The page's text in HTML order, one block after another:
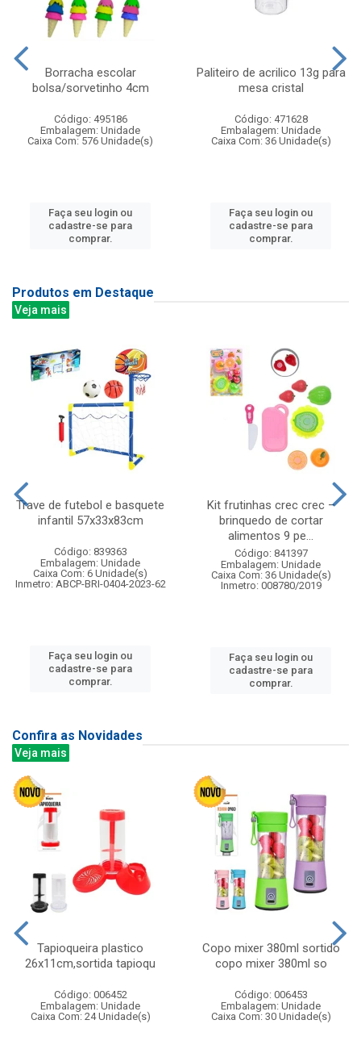
Borracha escolar
bolsa/sorvetinho 4cm
Código: 495186
Embalagem: Unidade
Caixa Com: 576 Unidade(s)
Faça seu login ou
cadastre-se para
comprar.
Paliteiro de acrilico 13g para
mesa cristal
Código: 471628
Embalagem: Unidade
Caixa Com: 36 Unidade(s)
Faça seu login ou
cadastre-se para
comprar.
Produtos em Destaque
Veja mais
Trave de futebol e basquete
infantil 57x33x83cm
Código: 839363
Embalagem: Unidade
Caixa Com: 6 Unidade(s)
Inmetro: ABCP-BRI-0404-2023-62
Faça seu login ou
cadastre-se para
comprar.
Kit frutinhas crec crec –
brinquedo de cortar
alimentos 9 pe...
Código: 841397
Embalagem: Unidade
Caixa Com: 36 Unidade(s)
Inmetro: 008780/2019
Faça seu login ou
cadastre-se para
comprar.
Confira as Novidades
Veja mais
Tapioqueira plastico
26x11cm,sortida tapioqu
Código: 006452
Embalagem: Unidade
Caixa Com: 24 Unidade(s)
Copo mixer 380ml sortido
copo mixer 380ml so
Código: 006453
Embalagem: Unidade
Caixa Com: 30 Unidade(s)